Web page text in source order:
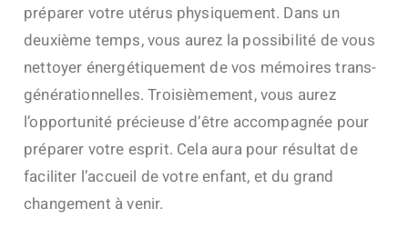
préparer votre utérus physiquement. Dans un
deuxième temps, vous aurez la possibilité de vous
nettoyer énergétiquement de vos mémoires trans-
générationnelles. Troisièmement, vous aurez
l’opportunité précieuse d’être accompagnée pour
préparer votre esprit. Cela aura pour résultat de
faciliter l’accueil de votre enfant, et du grand
changement à venir.